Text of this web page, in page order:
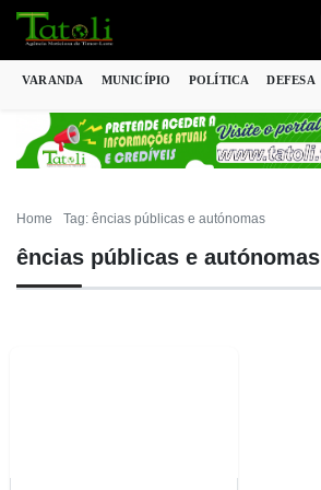
VARANDA MUNICÍPIO POLÍTICA DEFESA
Home Tag: ências públicas e autónomas
ências públicas e autónomas